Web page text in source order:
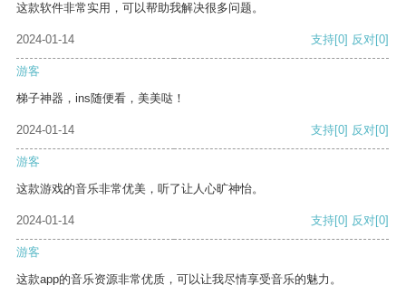
这款软件非常实用，可以帮助我解决很多问题。
2024-01-14 支持[0] 反对[0]
游客
梯子神器，ins随便看，美美哒！
2024-01-14 支持[0] 反对[0]
游客
这款游戏的音乐非常优美，听了让人心旷神怡。
2024-01-14 支持[0] 反对[0]
游客
这款app的音乐资源非常优质，可以让我尽情享受音乐的魅力。